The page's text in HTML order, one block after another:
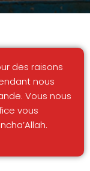
des raisons
nous
Vous nous
vous